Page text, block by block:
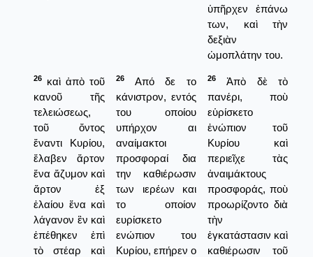
ὑπῆρχεν ἐπάνω
των, καὶ τὴν
δεξιὰν
ὠμοπλάτην του.
26
καὶ ἀπὸ τοῦ
κανοῦ τῆς
τελειώσεως,
τοῦ ὄντος
ἔναντι Κυρίου,
ἔλαβεν ἄρτον
ἕνα ἄζυμον καὶ
ἄρτον ἐξ
ἐλαίου ἕνα καὶ
λάγανον ἓν καὶ
ἐπέθηκεν ἐπὶ
τὸ στέαρ καὶ
26
Από δε το
κάνιστρον, εντός
του οποίου
υπήρχον αι
αναίμακτοι
προσφοραί δια
την καθιέρωσιν
των ιερέων και
το οποίον
ευρίσκετο
ενώπιον του
Κυρίου, επήρεν ο
26
Ἀπὸ δὲ τὸ
πανέρι, ποὺ
εὑρίσκετο
ἐνώπιον τοῦ
Κυρίου καὶ
περιεῖχε τὰς
ἀναιμάκτους
προσφοράς, ποὺ
προωρίζοντο διὰ
τὴν
ἐγκατάστασιν καὶ
καθιέρωσιν τοῦ